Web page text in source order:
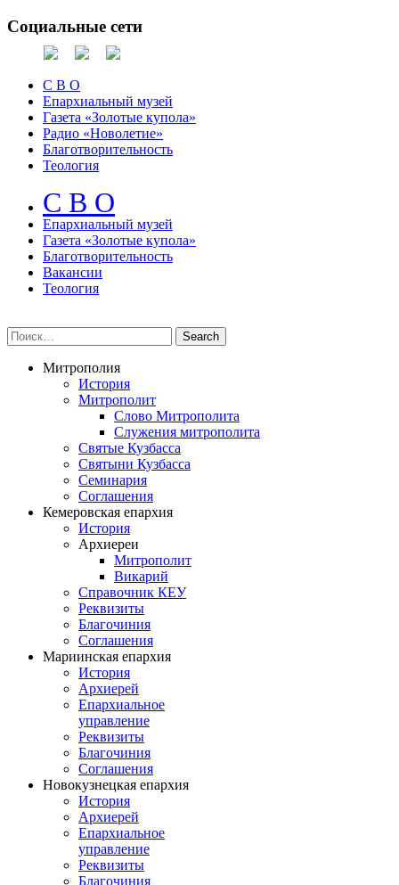
Социальные сети
С В О
Епархиальный музей
Газета «Золотые купола»
Радио «Новолетие»
Благотворительность
Теология
С В О
Епархиальный музeй
Газета «Золотые купола»
Благотворительность
Вакансии
Теология
Митрополия
История
Митрополит
Слово Митрополита
Служения митрополита
Святые Кузбасса
Святыни Кузбасса
Семинария
Соглашения
Кемеровская епархия
История
Архиереи
Митрополит
Викарий
Справочник КЕУ
Реквизиты
Благочиния
Соглашения
Мариинская епархия
История
Архиерей
Епархиальное
управление
Реквизиты
Благочиния
Соглашения
Новокузнецкая епархия
История
Архиерей
Епархиальное
управление
Реквизиты
Благочиния